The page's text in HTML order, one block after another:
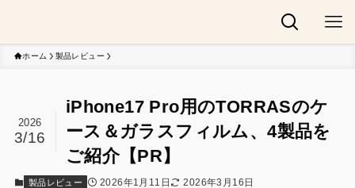
ホーム 製品レビュー
iPhone17 Pro用のTORRASのケ
ース＆ガラスフィルム、4製品を
ご紹介【PR】
2026
3/16
製品レビュー 2026年1月11日 2026年3月16日